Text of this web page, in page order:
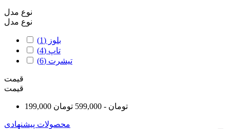
نوع مدل
نوع مدل
بلوز (1)
تاپ (4)
تیشرت (6)
قیمت
قیمت
199,000 تومان - 599,000 تومان
محصولات پیشنهادی